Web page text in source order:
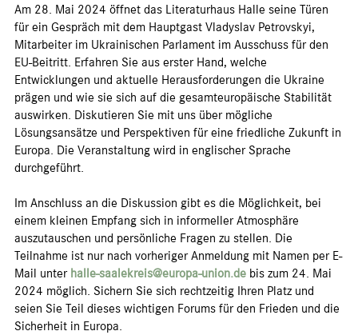
Am 28. Mai 2024 öffnet das Literaturhaus Halle seine Türen
für ein Gespräch mit dem Hauptgast Vladyslav Petrovskyi,
Mitarbeiter im Ukrainischen Parlament im Ausschuss für den
EU-Beitritt. Erfahren Sie aus erster Hand, welche
Entwicklungen und aktuelle Herausforderungen die Ukraine
prägen und wie sie sich auf die gesamteuropäische Stabilität
auswirken. Diskutieren Sie mit uns über mögliche
Lösungsansätze und Perspektiven für eine friedliche Zukunft in
Europa. Die Veranstaltung wird in englischer Sprache
durchgeführt.
Im Anschluss an die Diskussion gibt es die Möglichkeit, bei
einem kleinen Empfang sich in informeller Atmosphäre
auszutauschen und persönliche Fragen zu stellen. Die
Teilnahme ist nur nach vorheriger Anmeldung mit Namen per E-
Mail unter halle-saalekreis@europa-union.de bis zum 24. Mai
2024 möglich. Sichern Sie sich rechtzeitig Ihren Platz und
seien Sie Teil dieses wichtigen Forums für den Frieden und die
Sicherheit in Europa.